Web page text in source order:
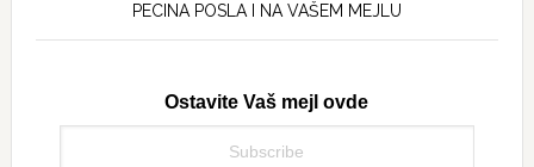
PECINA POSLA I NA VAŠEM MEJLU
Ostavite Vaš mejl ovde